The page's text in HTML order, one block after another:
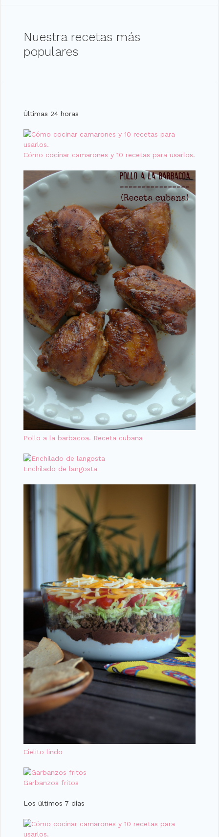
Nuestra recetas más
populares
Últimas 24 horas
Cómo cocinar camarones y 10 recetas para usarlos.
Pollo a la barbacoa. Receta cubana
Enchilado de langosta
Cielito lindo
Garbanzos fritos
Los últimos 7 días